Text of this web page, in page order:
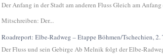
Der Anfang in der Stadt am anderen Fluss Gleich am Anfang
Mitschreiben: Der...
Roadreport: Elbe-Radweg – Etappe Böhmen/Tschechien, 2.
Der Fluss und sein Gebirge Ab Melnik folgt der Elbe-